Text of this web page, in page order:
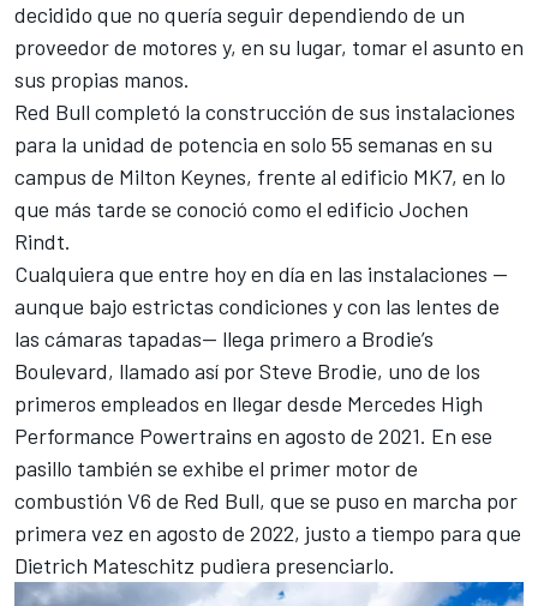
decidido que no quería seguir dependiendo de un
proveedor de motores y, en su lugar, tomar el asunto en
sus propias manos.
Red Bull completó la construcción de sus instalaciones
para la unidad de potencia en solo 55 semanas en su
campus de Milton Keynes, frente al edificio MK7, en lo
que más tarde se conoció como el edificio Jochen
Rindt.
Cualquiera que entre hoy en día en las instalaciones —
aunque bajo estrictas condiciones y con las lentes de
las cámaras tapadas— llega primero a Brodie’s
Boulevard, llamado así por Steve Brodie, uno de los
primeros empleados en llegar desde Mercedes High
Performance Powertrains en agosto de 2021. En ese
pasillo también se exhibe el primer motor de
combustión V6 de Red Bull, que se puso en marcha por
primera vez en agosto de 2022, justo a tiempo para que
Dietrich Mateschitz pudiera presenciarlo.